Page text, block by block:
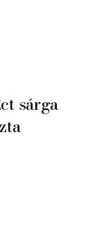
sárga